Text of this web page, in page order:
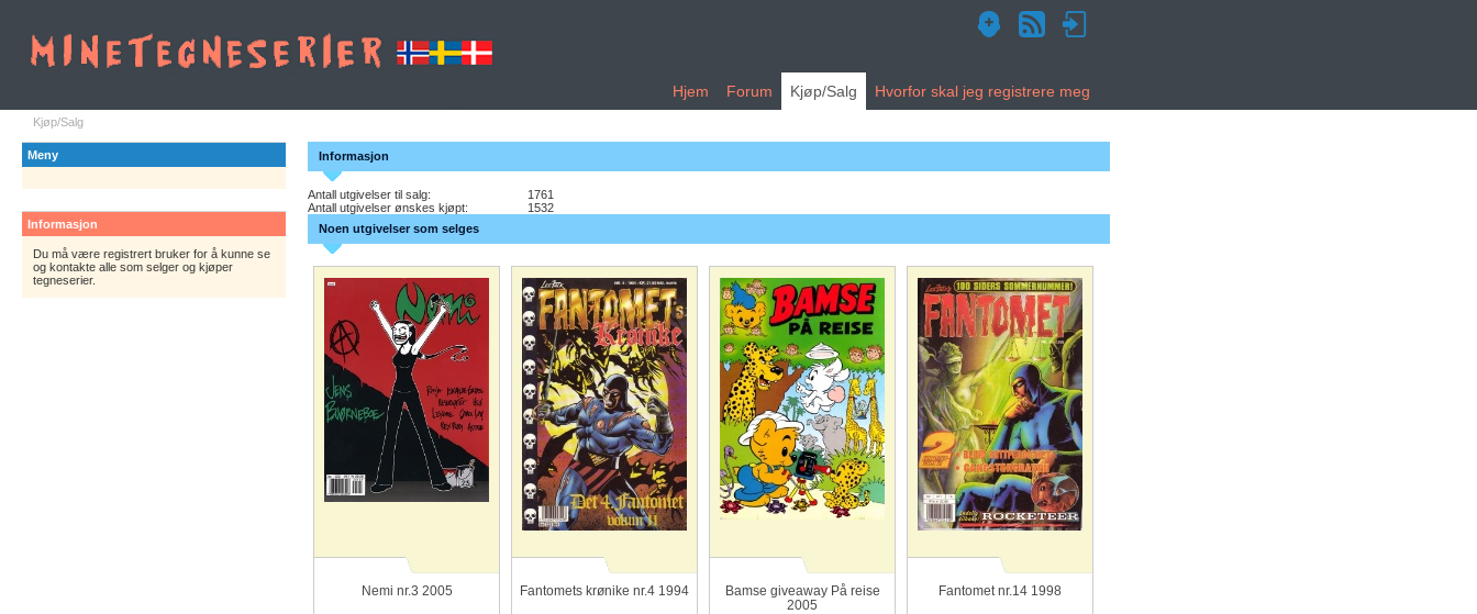
Hjem Forum Kjøp/Salg Hvorfor skal jeg registrere meg
Kjøp/Salg
Meny
Informasjon
Du må være registrert bruker for å kunne se
og kontakte alle som selger og kjøper
tegneserier.
Informasjon
Antall utgivelser til salg:
1761
Antall utgivelser ønskes kjøpt:
1532
Noen utgivelser som selges
Nemi nr.3 2005 Fantomets krønike nr.4 1994
Bamse giveaway På reise
2005
Fantomet nr.14 1998